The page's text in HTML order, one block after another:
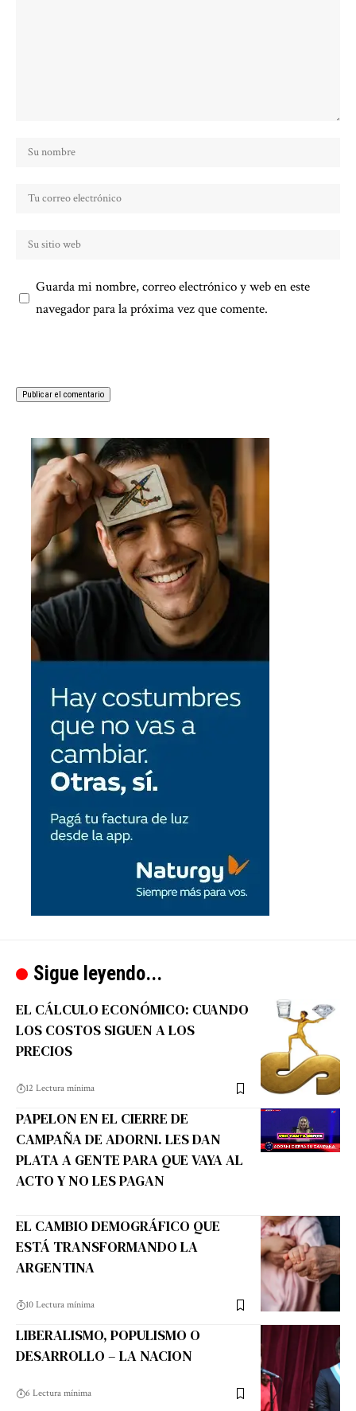
Guarda mi nombre, correo electrónico y web en este
navegador para la próxima vez que comente.
Sigue leyendo...
EL CÁLCULO ECONÓMICO: CUANDO
LOS COSTOS SIGUEN A LOS
PRECIOS
12 Lectura mínima
PAPELON EN EL CIERRE DE
CAMPAÑA DE ADORNI. LES DAN
PLATA A GENTE PARA QUE VAYA AL
ACTO Y NO LES PAGAN
EL CAMBIO DEMOGRÁFICO QUE
ESTÁ TRANSFORMANDO LA
ARGENTINA
10 Lectura mínima
LIBERALISMO, POPULISMO O
DESARROLLO – LA NACION
6 Lectura mínima